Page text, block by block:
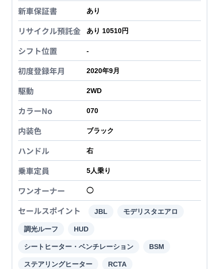
新車保証書 あり
リサイクル預託金 あり 10510円
シフト位置 -
初度登録年月 2020年9月
駆動 2WD
カラーNo 070
内装色 ブラック
ハンドル 右
乗車定員 5人乗り
ワンオーナー ◯
セールスポイント JBL モデリスタエアロ
調光ルーフ HUD
シートヒーター・ベンチレーション BSM
ステアリングヒーター RCTA